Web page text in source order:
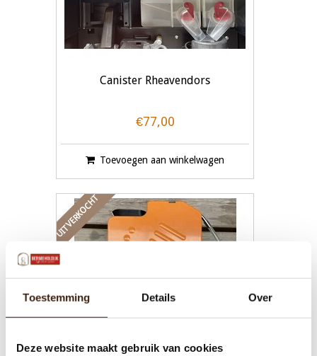
Toestemming Details Over
Deze website maakt gebruik van cookies
Canister Rheavendors
€77,00
Toevoegen aan winkelwagen
UITVERKOCHT